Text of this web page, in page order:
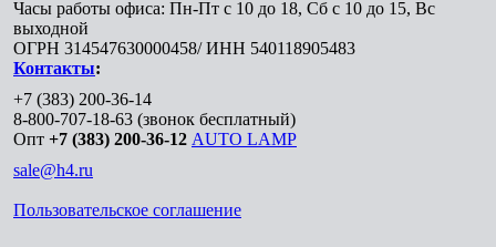
Часы работы офиса: Пн-Пт с 10 до 18, Сб с 10 до 15, Вс
выходной
ОГРН 314547630000458/ ИНН 540118905483
Контакты:
+7 (383) 200-36-14
8-800-707-18-63 (звонок бесплатный)
Опт +7 (383) 200-36-12 AUTO LAMP
sale@h4.ru
Пользовательское соглашение